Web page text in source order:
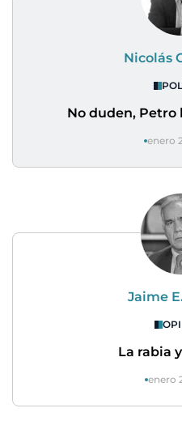
Nicolás
No duden, Petro
enero
Jaime
La rabia
enero